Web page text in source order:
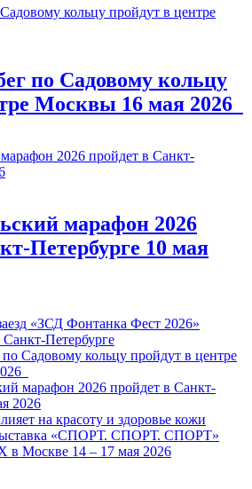
по Садовому кольцу
Москвы 16 мая 2026
марафон 2026
Петербурге 10 мая
«ЗСД Фонтанка Фест 2026»
Петербурге
по Садовому кольцу пройдут в центре
марафон 2026 пройдет в Санкт-
2026
на красоту и здоровье кожи
«СПОРТ. СПОРТ. СПОРТ»
в Москве 14 – 17 мая 2026